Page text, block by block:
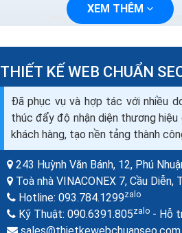
Hướng dẫn cài đặt ssl trên
cài đặt SSL miễn phí hosting
Để cài đặt SSL bạn cần phải đăng
chứng chỉ số tại THIẾT KẾ WEB
XEM THÊM
THIẾT KẾ WEB CHUẨN
Đã phục vụ và hợp tác với nhiều
thúc đẩy độ nhận diện thương hiệu
khách hàng, tạo nền tảng thành
243 Huỳnh Văn Bánh, 12, Phú
Toà nhà VINACONEX 7, Cầu Diễn,
Hotline: 093.784.1299zalo
Kỹ Thuật: 090.6391.805zalo- Hỗ
sales@thietkewebchuanseo.com